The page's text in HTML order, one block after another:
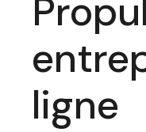
ligne